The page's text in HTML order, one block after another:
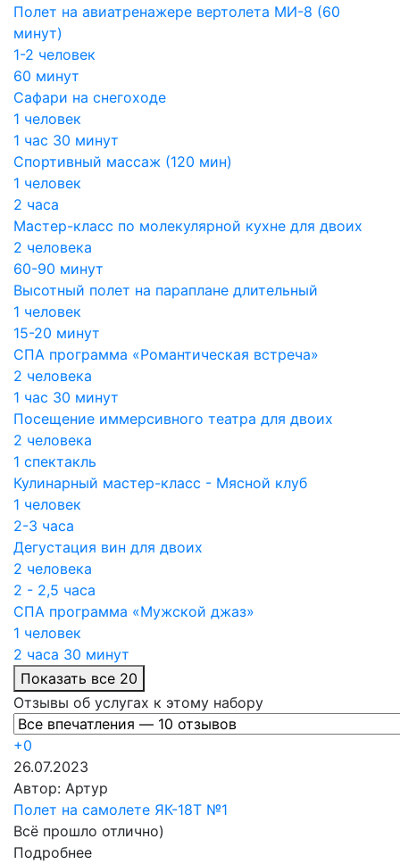
Полет на авиатренажере вертолета МИ-8 (60
минут)
1-2 человек
60 минут
Сафари на снегоходе
1 человек
1 час 30 минут
Спортивный массаж (120 мин)
1 человек
2 часа
Мастер-класс по молекулярной кухне для двоих
2 человека
60-90 минут
Высотный полет на параплане длительный
1 человек
15-20 минут
СПА программа «Романтическая встреча»
2 человека
1 час 30 минут
Посещение иммерсивного театра для двоих
2 человека
1 спектакль
Кулинарный мастер-класс - Мясной клуб
1 человек
2-3 часа
Дегустация вин для двоих
2 человека
2 - 2,5 часа
СПА программа «Мужской джаз»
1 человек
2 часа 30 минут
Показать все 20
Отзывы об услугах к этому набору
+0
26.07.2023
Автор: Артур
Полет на самолете ЯК-18Т №1
Всё прошло отлично)
Подробнее